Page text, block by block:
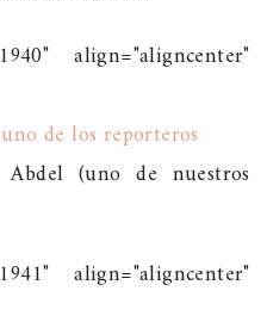
align="aligncenter"
(uno de nuestros
align="aligncenter"